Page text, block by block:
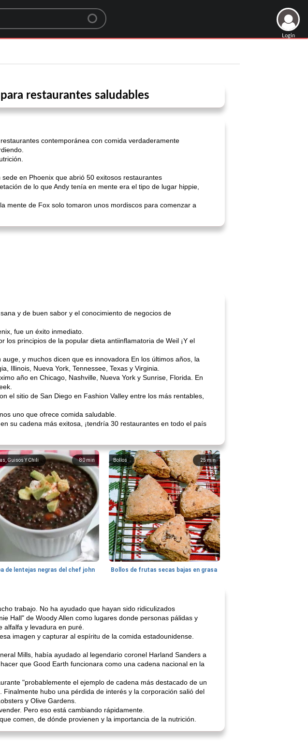
Login
restaurantes saludables
contemporánea con comida verdaderamente
en Phoenix que abrió 50 exitosos restaurantes
de lo que Andy tenía en mente era el tipo de lugar hippie,
mente de Fox solo tomaron unos mordiscos para comenzar a
y de buen sabor y el conocimiento de negocios de
fue un éxito inmediato.
los principios de la popular dieta antiinflamatoria de Weil ¡Y el
y muchos dicen que es innovadora En los últimos años, la
Illinois, Nueva York, Tennessee, Texas y Virginia.
año en Chicago, Nashville, Nueva York y Sunrise, Florida. En
el sitio de San Diego en Fashion Valley entre los más rentables,
uno que ofrece comida saludable.
su cadena más exitosa, ¡tendría 30 restaurantes en todo el país
80 min
Guisos Y Chili
de lentejas negras del chef john
25min
Bollos
Bollos de frutas secas bajas en grasa
trabajo. No ha ayudado que hayan sido ridiculizados
Hall" de Woody Allen como lugares donde personas pálidas y
alfalfa y levadura en puré.
imagen y capturar al espíritu de la comida estadounidense.
Mills, había ayudado al legendario coronel Harland Sanders a
que Good Earth funcionara como una cadena nacional en la
"probablemente el ejemplo de cadena más destacado de un
hubo una pérdida de interés y la corporación salió del
y Olive Gardens.
Pero eso está cambiando rápidamente.
comen, de dónde provienen y la importancia de la nutrición.